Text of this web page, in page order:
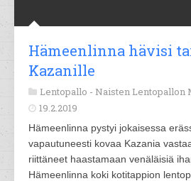
Hämeenlinna hävisi
Kazanille
Lentopallo - Naisten Lentopallon
19.2.2019
Hämeenlinna pystyi jokaisessa
vapautuneesti kovaa Kazania
riittäneet haastamaan venäläisiä
Hämeenlinna koki kotitappion